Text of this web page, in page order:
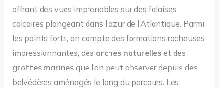
offrant des vues imprenables sur des falaises
calcaires plongeant dans l’azur de l’Atlantique. Parmi
les points forts, on compte des formations rocheuses
impressionnantes, des arches naturelles et des
grottes marines que l’on peut observer depuis des
belvédères aménagés le long du parcours. Les